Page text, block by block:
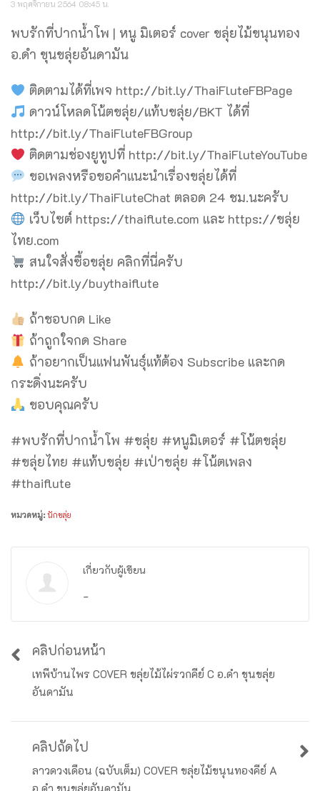
3 พฤศจิกายน 2564 08:45 น.
พบรักที่ปากน้ำโพ | หนู มิเตอร์ cover ขลุ่ยไม้ขนุนทอง
อ.ดำ ขุนขลุ่ยอันดามัน
ติดตามได้ที่เพจ http://bit.ly/ThaiFluteFBPage
ดาวน์โหลดโน้ตขลุ่ย/แท้บขลุ่ย/BKT ได้ที่
http://bit.ly/ThaiFluteFBGroup
ติดตามช่องยูทูปที่ http://bit.ly/ThaiFluteYouTube
ขอเพลงหรือขอคำแนะนำเรื่องขลุ่ยได้ที่
http://bit.ly/ThaiFluteChat ตลอด 24 ชม.นะครับ
เว็บไซต์ https://thaiflute.com และ https://ขลุ่ย
ไทย.com
สนใจสั่งซื้อขลุ่ย คลิกที่นี่ครับ
http://bit.ly/buythaiflute
ถ้าชอบกด Like
ถ้าถูกใจกด Share
ถ้าอยากเป็นแฟนพันธุ์แท้ต้อง Subscribe และกด
กระดิ่งนะครับ
ขอบคุณครับ
#พบรักที่ปากน้ำโพ #ขลุ่ย #หนูมิเตอร์ #โน้ตขลุ่ย
#ขลุ่ยไทย #แท้บขลุ่ย #เป่าขลุ่ย #โน้ตเพลง
#thaiflute
หมวดหมู่:นักขลุ่ย
เกี่ยวกับผู้เขียน
-
คลิปก่อนหน้า
เทพีบ้านไพร COVER ขลุ่ยไม้ไผ่รวกคีย์ C อ.ดำ ขุนขลุ่ย
อันดามัน
คลิปถัดไป
ลาวดวงเดือน (ฉบับเต็ม) COVER ขลุ่ยไม้ขนุนทองคีย์ A